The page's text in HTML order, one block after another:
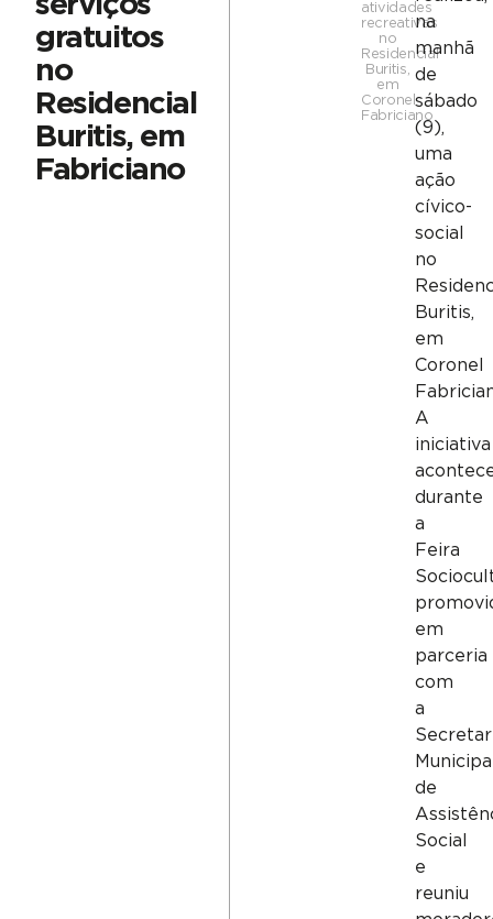
gratuitos
no
Residencial
Buritis, em
Fabriciano
atividades
recreativas
no
Residencial
Buritis,
em
Coronel
Fabriciano
na
manhã
de
sábado
(9),
uma
ação
cívico-
social
no
Buritis,
em
Coronel
A
iniciativa
durante
a
Feira
em
parceria
com
a
de
Social
e
reuniu